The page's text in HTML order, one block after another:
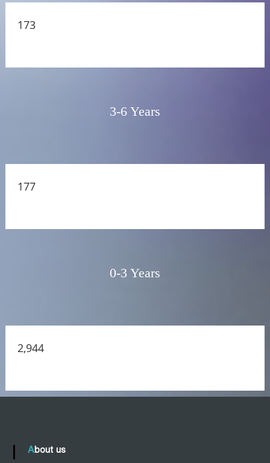
173
3-6 Years
177
0-3 Years
2,944
About us